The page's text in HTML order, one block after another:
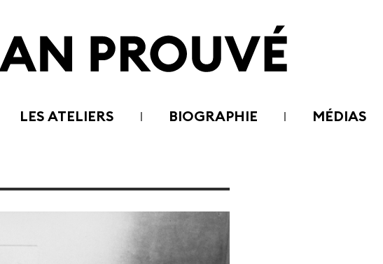
LES ATELIERS BIOGRAPHIE MÉDIAS